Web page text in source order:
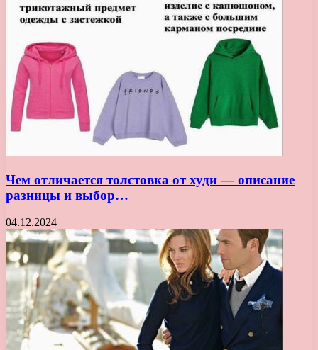
Чем отличается толстовка от худи — описание
разницы и выбор…
04.12.2024